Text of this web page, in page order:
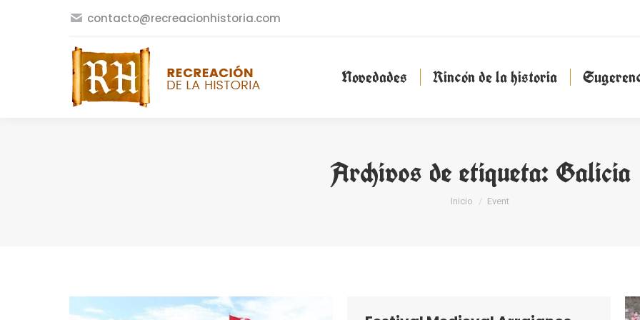
contacto@recreacionhistoria.com
Novedades Rincón de la historia
Archivos de etiqueta: Galicia
Estás aquí:
Inicio Event
Novedades Rincón de la historia